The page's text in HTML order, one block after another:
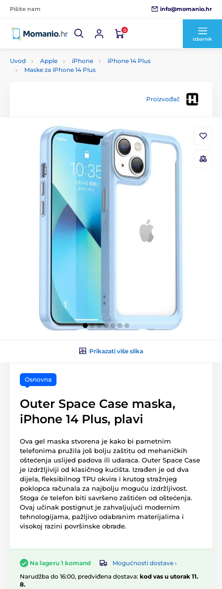
Pišite nam info@momanio.hr
0
Izbornik
Uvod Apple iPhone
iPhone 14 Plus
Maske za iPhone 14 Plus
Proizvođač
Prikazati više slika
Osnovna
Outer Space Case maska,
iPhone 14 Plus, plavi
Ova gel maska stvorena je kako bi pametnim
telefonima pružila još bolju zaštitu od mehaničkih
oštećenja uslijed padova ili udaraca. Outer Space Case
je izdržljiviji od klasičnog kućišta. Izrađen je od dva
dijela, fleksibilnog TPU okvira i krutog stražnjeg
poklopca računala za najbolju moguću izdržljivost.
Stoga će telefon biti savršeno zaštićen od oštećenja.
Ovaj učinak postignut je zahvaljujući modernim
tehnologijama, pažljivo odabranim materijalima i
visokoj razini površinske obrade.
Na lageru 1 komand
Mogućnosti dostave ›
Narudžba do 16:00, predviđena dostava: kod vas u utorak 11.
8.